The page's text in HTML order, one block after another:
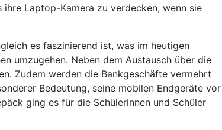
Laptop-Kamera zu verdecken, wenn sie
es faszinierend ist, was im heutigen
umzugehen. Neben dem Austausch über die
Zudem werden die Bankgeschäfte vermehrt
Bedeutung, seine mobilen Endgeräte vor
ging es für die Schülerinnen und Schüler